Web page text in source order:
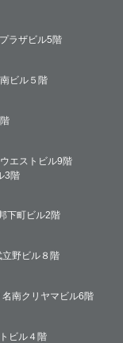
ラザビル5階
ビル５階
エストビル9階
3階
下町ビル2階
野ビル８階
南クリヤマビル6階
ビル４階